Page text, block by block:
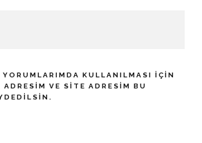
KULLANILMASI IÇIN
VE SITE ADRESIM BU